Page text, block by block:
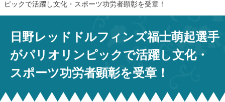
ピックで活躍し文化・スポーツ功労者顕彰を受章！
日野レッドドルフィンズ福士萌起選手
がパリオリンピックで活躍し文化・
スポーツ功労者顕彰を受章！